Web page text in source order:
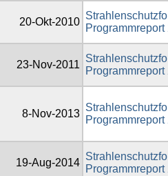
20-Okt-2010
Programmreport
23-Nov-2011
Programmreport
8-Nov-2013
Programmreport
19-Aug-2014
Programmreport